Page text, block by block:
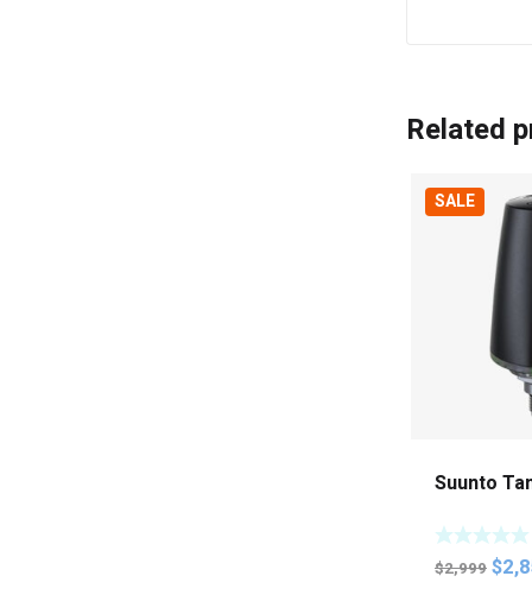
Related
SALE
Suunto
$2,999 $